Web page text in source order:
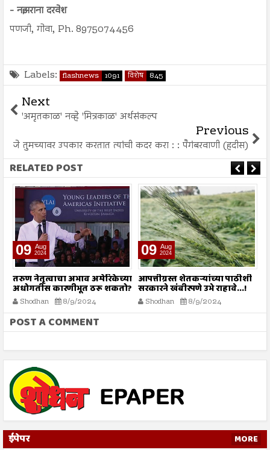
- नझराना दरवेश
पणजी, गोवा, Ph. 8975074456
Labels: flashnews 1091 विशेष 845
Next
'अमृतकाळ' नव्हे 'मित्रकाळ' अर्थसंकल्प
Previous
जे तुमच्यावर उपकार करतात त्यांची कदर करा : : पैगंबरवाणी (हदीस)
RELATED POST
09 Aug
2024
तरुण नेतृत्वाचा अभाव अमेरिकेच्या
अधोगतीस कारणीभूत ठरू शकतो?
Shodhan 8/9/2024
09 Aug
2024
आपत्तीग्रस्त शेतकऱ्यांच्या पाठीशी
सरकारने खंबीरपणे उभे राहावे...!
Shodhan 8/9/2024
POST A COMMENT
ईपेपर MORE